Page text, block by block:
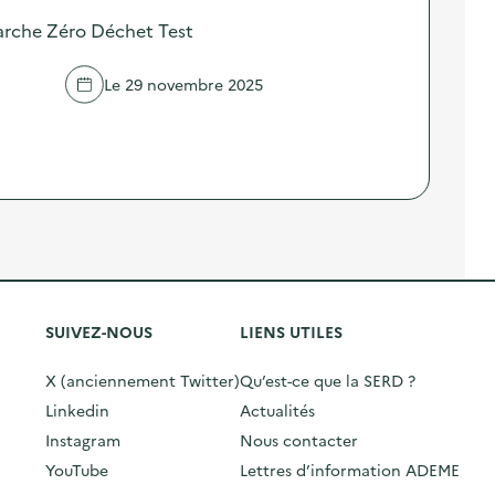
Zéro Déchet Test
Le 29 novembre 2025
SUIVEZ-NOUS
X (anciennement Twitter)
Linkedin
Instagram
YouTube
LIENS UTILES
Qu’est-ce que la SERD ?
Actualités
Nous contacter
Lettres d’information ADEME